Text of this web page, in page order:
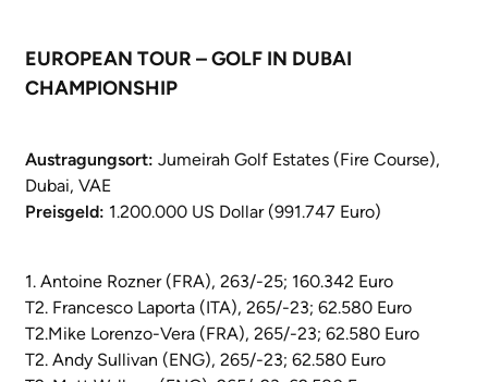
EUROPEAN TOUR – GOLF IN DUBAI
CHAMPIONSHIP
Austragungsort: Jumeirah Golf Estates (Fire Course),
Dubai, VAE
Preisgeld: 1.200.000 US Dollar (991.747 Euro)
1. Antoine Rozner (FRA), 263/-25; 160.342 Euro
T2. Francesco Laporta (ITA), 265/-23; 62.580 Euro
T2.Mike Lorenzo-Vera (FRA), 265/-23; 62.580 Euro
T2. Andy Sullivan (ENG), 265/-23; 62.580 Euro